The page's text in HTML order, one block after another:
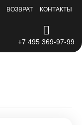
ВОЗВРАТ КОНТАКТЫ
+7 495 369-97-99